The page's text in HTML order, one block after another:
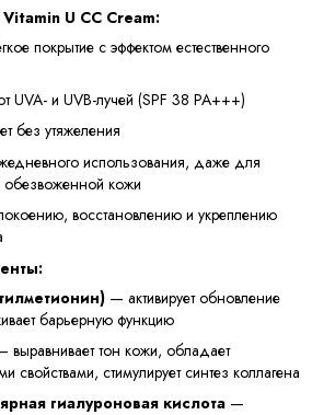
U CC Cream:
покрытие с эффектом естественного
UVA- и UVB-лучей (SPF 38 PA+++)
без утяжеления
использования, даже для
обезвоженной кожи
восстановлению и укреплению
— активирует обновление
барьерную функцию
выравнивает тон кожи, обладает
свойствами, стимулирует синтез коллагена
гиалуроновая кислота —